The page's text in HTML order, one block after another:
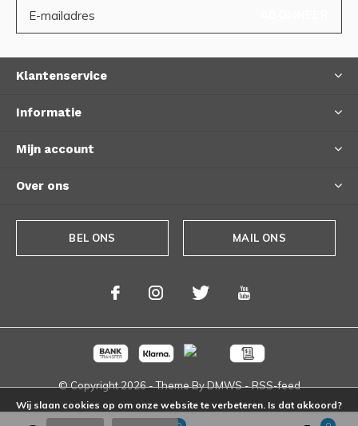
Klantenservice
Informatie
Mijn account
Over ons
BEL ONS MAIL ONS
© Copyright2026- Theme ByDMWS-RSS-feed
Wij slaan cookies op om onze website te verbeteren. Is dat akkoord?